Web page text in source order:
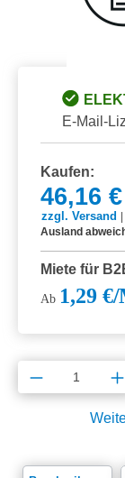
E-Mail-
Kaufen:
46,16 €
zzgl. Versand
Ausland
Miete für
Ab 1,29
Produkt